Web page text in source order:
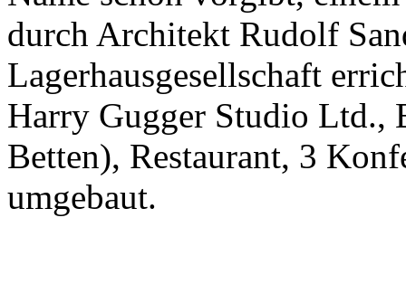
durch Architekt Rudolf
Lagerhausgesellschaft
Harry Gugger Studio Ltd.,
Betten), Restaurant, 3
umgebaut.